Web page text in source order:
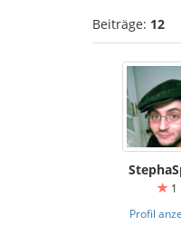
Beiträge: 12
1
Profil